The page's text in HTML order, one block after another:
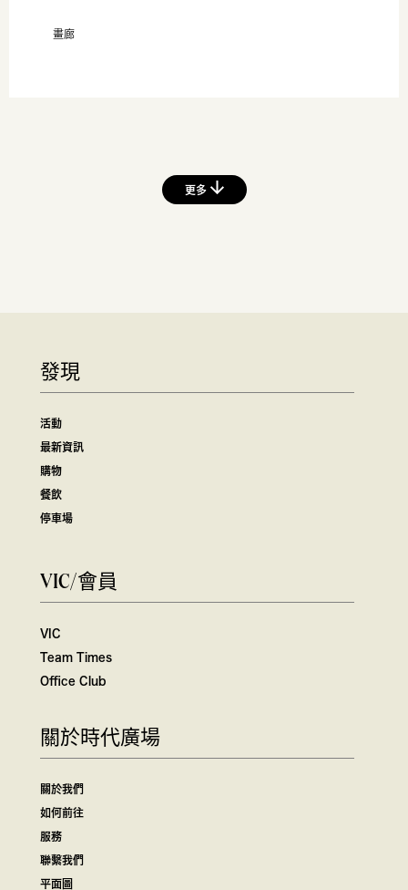
畫廊
更多
發現
活動
最新資訊
購物
餐飲
停車場
VIC/會員
VIC
Team Times
Office Club
關於時代廣場
關於我們
如何前往
服務
聯繫我們
平面圖